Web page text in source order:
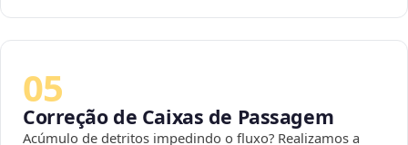
05
Correção de Caixas de Passagem
Acúmulo de detritos impedindo o fluxo? Realizamos a